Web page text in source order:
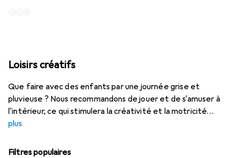
Loisirs créatifs
Que faire avec des enfants par une journée grise et
pluvieuse ? Nous recommandons de jouer et de s'amuser à
l'intérieur, ce qui stimulera la créativité et la motricité
plus
Filtres populaires